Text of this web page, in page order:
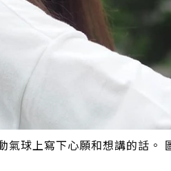
氣球上寫下心願和想講的話。